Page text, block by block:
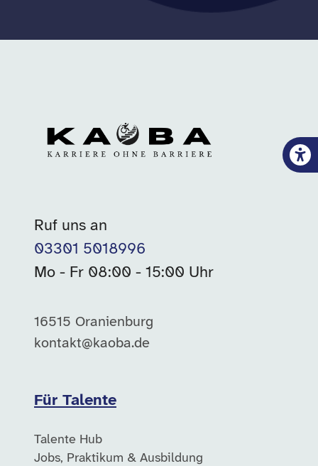
Ruf uns an
03301 5018996
Mo - Fr 08:00 - 15:00 Uhr
16515 Oranienburg
kontakt@kaoba.de
Für Talente
Talente Hub
Jobs, Praktikum & Ausbildung